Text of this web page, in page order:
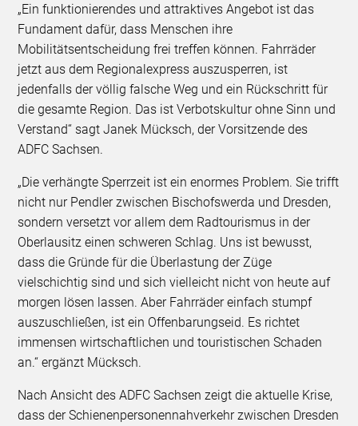
„Ein funktionierendes und attraktives Angebot ist das
Fundament dafür, dass Menschen ihre
Mobilitätsentscheidung frei treffen können. Fahrräder
jetzt aus dem Regionalexpress auszusperren, ist
jedenfalls der völlig falsche Weg und ein Rückschritt für
die gesamte Region. Das ist Verbotskultur ohne Sinn und
Verstand“ sagt Janek Mücksch, der Vorsitzende des
ADFC Sachsen.
„Die verhängte Sperrzeit ist ein enormes Problem. Sie trifft
nicht nur Pendler zwischen Bischofswerda und Dresden,
sondern versetzt vor allem dem Radtourismus in der
Oberlausitz einen schweren Schlag. Uns ist bewusst,
dass die Gründe für die Überlastung der Züge
vielschichtig sind und sich vielleicht nicht von heute auf
morgen lösen lassen. Aber Fahrräder einfach stumpf
auszuschließen, ist ein Offenbarungseid. Es richtet
immensen wirtschaftlichen und touristischen Schaden
an.“ ergänzt Mücksch.
Nach Ansicht des ADFC Sachsen zeigt die aktuelle Krise,
dass der Schienenpersonennahverkehr zwischen Dresden